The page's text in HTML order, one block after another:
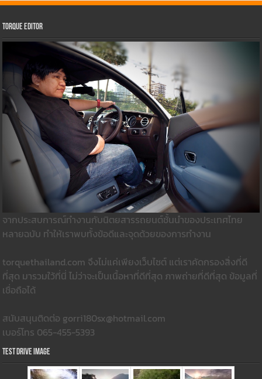
Torque Editor
จากประสบการณ์ทำงานกับนิตยสารรถยนต์ชั้นนำของประเทศไทย
หลายฉบับ ทำให้เราพบทั้งข้อดีและจุดด้วยของการทำงาน
torquethailand.com จึงไม่แค่เพียงเว็บไซต์ แต่เราคัดกรองสิ่งที่ดี
ที่สุด มารวมใว้ที่นี่ ไม่ว่าจะเป็นเนื้อหาที่ดีที่สุด ภาพถ่ายที่ดีที่สุด ข้อมูลที่
เชื่อถือได้
สนับสนุนติดต่อ gorri180sx@hotmail.com
เบอร์โทร 065-455-5393
Test Drive Image